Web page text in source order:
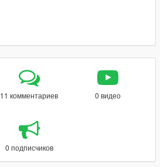
11 комментариев 0 видео
0 подписчиков